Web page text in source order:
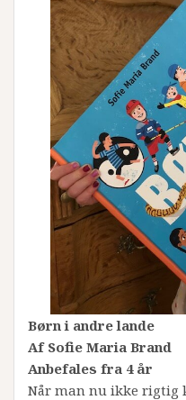
Børn i andre lande
Af Sofie Maria Brand
Anbefales fra 4 år
Når man nu ikke rigtig